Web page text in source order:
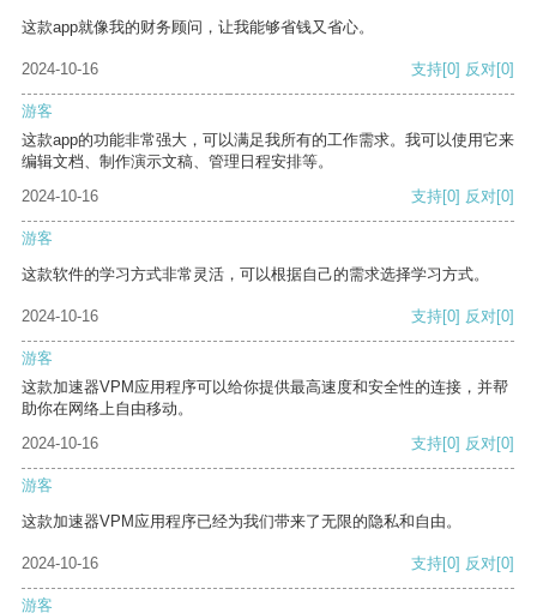
这款app就像我的财务顾问，让我能够省钱又省心。
2024-10-16 支持[0] 反对[0]
游客
这款app的功能非常强大，可以满足我所有的工作需求。我可以使用它来
编辑文档、制作演示文稿、管理日程安排等。
2024-10-16
支持[0] 反对[0]
游客
这款软件的学习方式非常灵活，可以根据自己的需求选择学习方式。
2024-10-16 支持[0] 反对[0]
游客
这款加速器VPM应用程序可以给你提供最高速度和安全性的连接，并帮
助你在网络上自由移动。
2024-10-16
支持[0] 反对[0]
游客
这款加速器VPM应用程序已经为我们带来了无限的隐私和自由。
2024-10-16 支持[0] 反对[0]
游客